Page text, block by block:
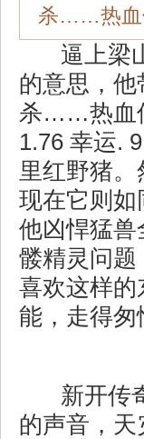
杀……热血
逼上梁
的意思，
杀……热血
1.76 幸运.
里红野猪
现在它则
他凶悍猛
髅精灵问
喜欢这样
能，走得匆
新开传
的声音，